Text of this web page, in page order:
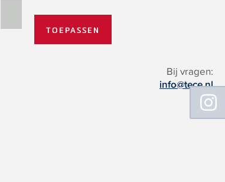
Bij vragen:
info@tece.nl
Floating